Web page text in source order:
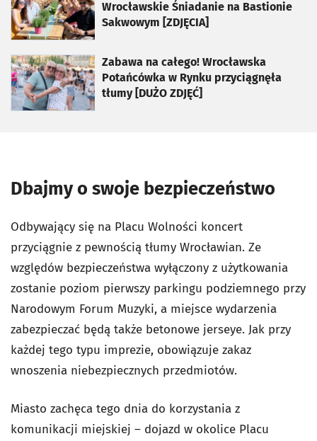
Wrocławskie Śniadanie na Bastionie
Sakwowym [ZDJĘCIA]
Zabawa na całego! Wrocławska
Potańcówka w Rynku przyciągnęła
tłumy [DUŻO ZDJĘĆ]
otworzy się w nowej karcie
Dbajmy o swoje bezpieczeństwo
Odbywający się na Placu Wolności koncert
przyciągnie z pewnością tłumy Wrocławian. Ze
względów bezpieczeństwa wyłączony z użytkowania
zostanie poziom pierwszy parkingu podziemnego przy
Narodowym Forum Muzyki, a miejsce wydarzenia
zabezpieczać będą także betonowe jerseye. Jak przy
każdej tego typu imprezie, obowiązuje zakaz
wnoszenia niebezpiecznych przedmiotów.
Miasto zachęca tego dnia do korzystania z
komunikacji miejskiej – dojazd w okolice Placu